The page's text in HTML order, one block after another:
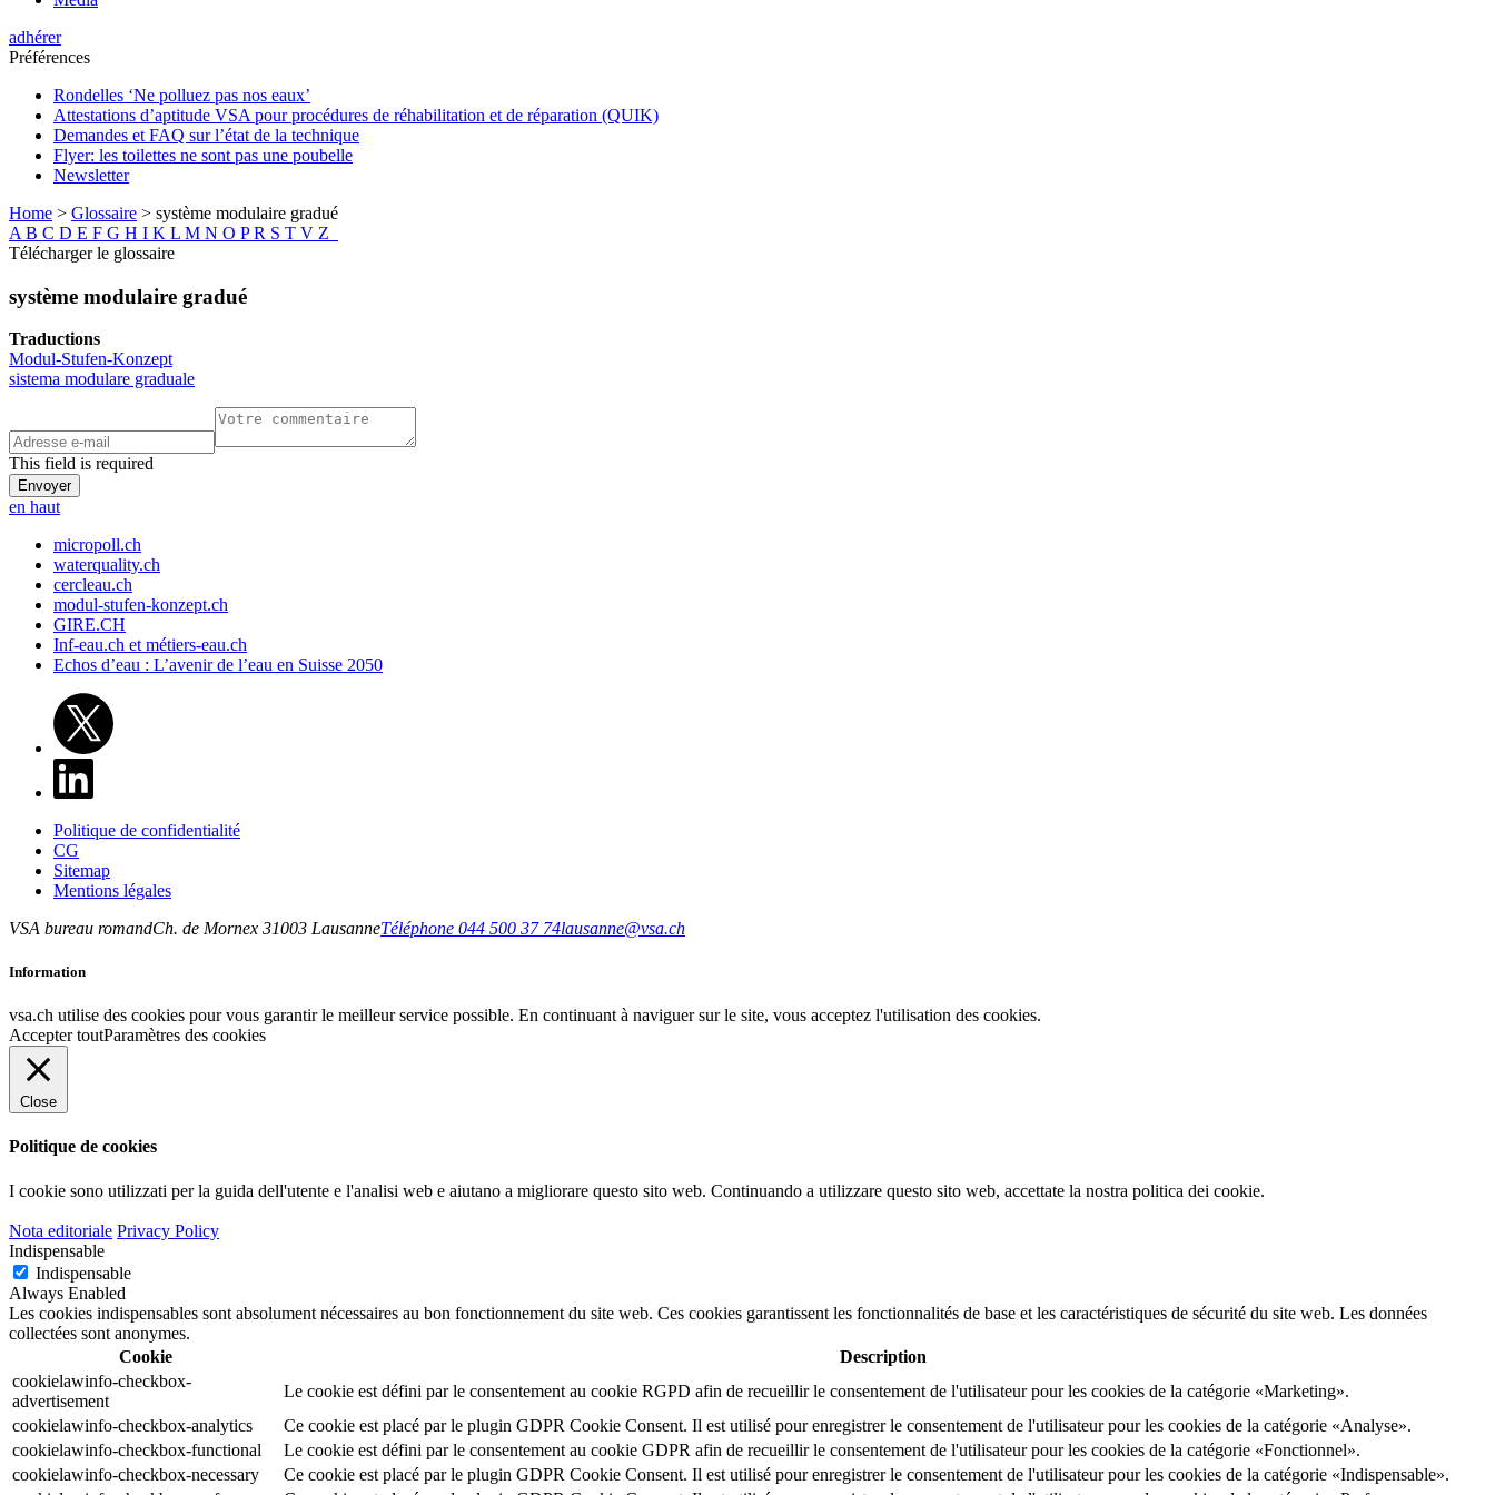
adhérer
Préférences
Rondelles ‘Ne polluez pas nos eaux’
Attestations d’aptitude VSA pour procédures de réhabilitation et de réparation (QUIK)
Demandes et FAQ sur l’état de la technique
Flyer: les toilettes ne sont pas une poubelle
Newsletter
Home > Glossaire > système modulaire gradué
A B C D E F G H I K L M N O PR S T V Z
Télécharger le glossaire
système modulaire gradué
Traductions
Modul-Stufen-Konzept
sistema modulare graduale
This field is required
en haut
micropoll.ch
waterquality.ch
cercleau.ch
modul-stufen-konzept.ch
GIRE.CH
Inf-eau.ch et métiers-eau.ch
Echos d’eau : L’avenir de l’eau en Suisse 2050
Politique de confidentialité
CG
Sitemap
Mentions légales
VSA bureau romandCh. de Mornex 31003 LausanneTéléphone 044 500 37 74lausanne@vsa.ch
Information
vsa.ch utilise des cookies pour vous garantir le meilleur service possible. En continuant à naviguer sur le site, vous acceptez l'utilisation des cookies.
Accepter toutParamètres des cookies
Close
Politique de cookies
I cookie sono utilizzati per la guida dell'utente e l'analisi web e aiutano a migliorare questo sito web. Continuando a utilizzare questo sito web, accettate la nostra politica dei cookie.
Nota editoriale Privacy Policy
Indispensable
Indispensable
Always Enabled
Les cookies indispensables sont absolument nécessaires au bon fonctionnement du site web. Ces cookies garantissent les fonctionnalités de base et les caractéristiques de sécurité du site web. Les données
collectées sont anonymes.
Cookie
Description
cookielawinfo-checkbox-
advertisement
Le cookie est défini par le consentement au cookie RGPD afin de recueillir le consentement de l'utilisateur pour les cookies de la catégorie «Marketing».
cookielawinfo-checkbox-analytics
Ce cookie est placé par le plugin GDPR Cookie Consent. Il est utilisé pour enregistrer le consentement de l'utilisateur pour les cookies de la catégorie «Analyse».
cookielawinfo-checkbox-functional
Le cookie est défini par le consentement au cookie GDPR afin de recueillir le consentement de l'utilisateur pour les cookies de la catégorie «Fonctionnel».
cookielawinfo-checkbox-necessary
Ce cookie est placé par le plugin GDPR Cookie Consent. Il est utilisé pour enregistrer le consentement de l'utilisateur pour les cookies de la catégorie «Indispensable».